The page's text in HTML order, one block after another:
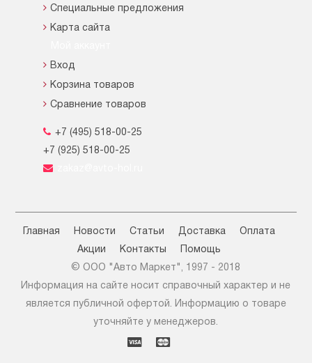
Специальные предложения
Карта сайта
Вход
Корзина товаров
Сравнение товаров
+7 (495) 518-00-25
+7 (925) 518-00-25
Главная Новости Статьи Доставка
Оплата
Акции
Контакты
Помощь
© OOO "Авто Маркет", 1997 - 2018
Информация на сайте носит справочный характер и не
является публичной офертой. Информацию о товаре
уточняйте у менеджеров.